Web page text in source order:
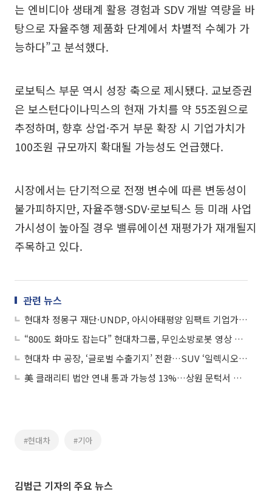
는 엔비디아 생태계 활용 경험과 SDV 개발 역량을 바
탕으로 자율주행 제품화 단계에서 차별적 수혜가 가
능하다”고 분석했다.
로보틱스 부문 역시 성장 축으로 제시됐다. 교보증권
은 보스턴다이나믹스의 현재 가치를 약 55조원으로
추정하며, 향후 상업·주거 부문 확장 시 기업가치가
100조원 규모까지 확대될 가능성도 언급했다.
시장에서는 단기적으로 전쟁 변수에 따른 변동성이
불가피하지만, 자율주행·SDV·로보틱스 등 미래 사업
가시성이 높아질 경우 밸류에이션 재평가가 재개될지
주목하고 있다.
관련 뉴스
현대차 정몽구 재단·UNDP, 아시아태평양 임팩트 기업가 육성 프로그램 출범
“800도 화마도 잡는다” 현대차그룹, 무인소방로봇 영상 공개
현대차 中 공장, ‘글로벌 수출기지’ 전환…SUV ‘일렉시오’ 시험대
美 클래리티 법안 연내 통과 가능성 13%…상원 문턱서 제동
#현대차 #기아
김범근 기자의 주요 뉴스